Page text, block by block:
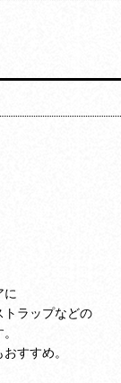
に
トラップなどの
すすめ。